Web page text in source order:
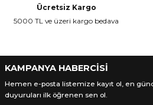
Ücretsiz Kargo
5000 TL ve üzeri kargo bedava
KAMPANYA HABERCİSİ
Hemen e-posta listemize kayıt ol, en
duyuruları ilk öğrenen sen ol.